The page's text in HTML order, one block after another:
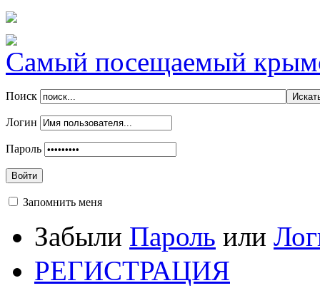
Самый посещаемый
Поиск
Логин
Пароль
Войти
Запомнить меня
Забыли Пароль или
РЕГИСТРАЦИЯ